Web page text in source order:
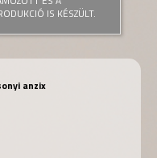
IS KÉSZÜLT.
anzix